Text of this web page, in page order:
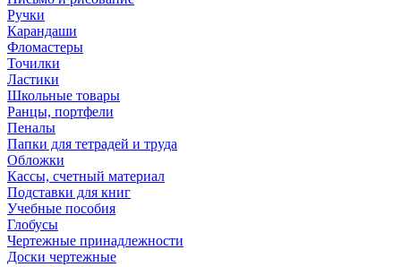
Ручки
Карандаши
Фломастеры
Точилки
Ластики
Школьные товары
Ранцы, портфели
Пеналы
Папки для тетрадей и труда
Обложки
Кассы, счетный материал
Подставки для книг
Учебные пособия
Глобусы
Чертежные принадлежности
Доски чертежные